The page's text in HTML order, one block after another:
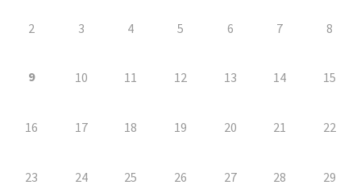
2 3 4 5 6 7 8
9 10 11 12 13 14 15
16 17 18 19 20 21 22
23 24 25 26 27 28 29